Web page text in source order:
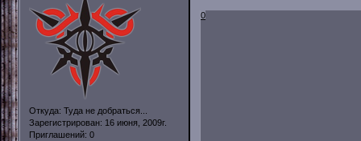
Откуда: Туда не добраться...
Зарегистрирован: 16 июня, 2009г.
Приглашений: 0
0